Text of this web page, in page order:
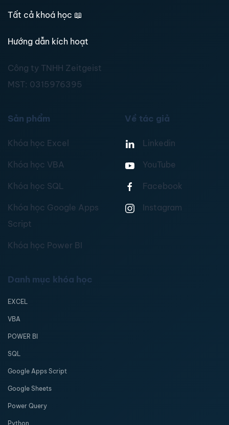
Tất cả khoá học 📖
Hướng dẫn kích hoạt
Công ty TNHH Zeitgeist
MST: 0315976395
Sản phẩm
Khóa học Excel
Khóa học VBA
Khóa học SQL
Khóa học Google Apps
Script
Khóa học Power BI
Về tác giả
Linkedin
YouTube
Facebook
Instagram
Danh mục khóa học
EXCEL
VBA
POWER BI
SQL
Google Apps Script
Google Sheets
Power Query
Python